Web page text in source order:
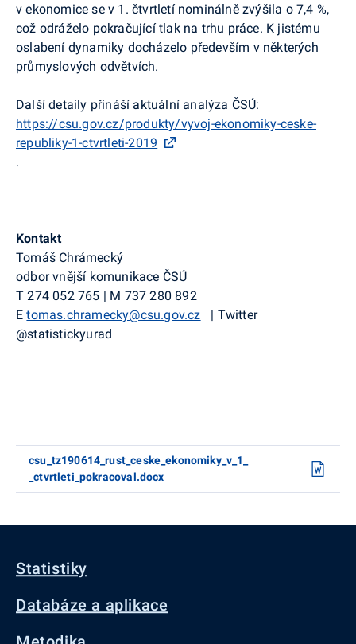
v ekonomice se v 1. čtvrtletí nominálně zvýšila o 7,4 %,
což odráželo pokračující tlak na trhu práce. K jistému
oslabení dynamiky docházelo především v některých
průmyslových odvětvích.
Další detaily přináší aktuální analýza ČSÚ:
https://csu.gov.cz/produkty/vyvoj-ekonomiky-ceske-
republiky-1-ctvrtleti-2019
.
Kontakt
Tomáš Chrámecký
odbor vnější komunikace ČSÚ
T 274 052 765 | M 737 280 892
Etomas.chramecky@csu.gov.cz | Twitter
@statistickyurad
csu_tz190614_rust_ceske_ekonomiky_v_1_
_ctvrtleti_pokracoval.docx
Statistiky
Databáze a aplikace